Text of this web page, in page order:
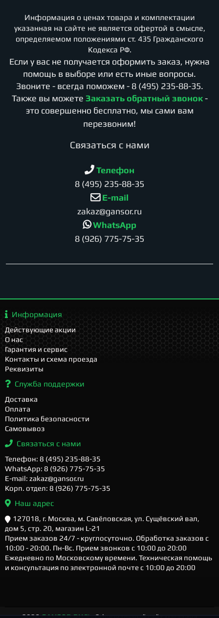
Информация о ценах товара и комплектации
указанная на сайте не является офертой в смысле,
определяемом положениями ст. 435 Гражданского
Кодекса РФ.
Если у вас не получается оформить заказ, нужна
помощь в выборе или есть иные вопросы.
Звоните - всегда поможем - 8 (495) 235-88-35.
Также вы можете Заказать обратный звонок -
это совершенно бесплатно, мы сами вам
перезвоним!
Cвязаться с нами
Телефон
8 (495) 235-88-35
E-mail
zakaz@gansor.ru
WhatsApp
8 (926) 775-75-35
Информация
Действующие акции
О нас
Гарантия и сервис
Контакты и схема проезда
Реквизиты
Служба поддержки
Доставка
Оплата
Политика безопасности
Самовывоз
Связаться с нами
Телефон: 8 (495) 235-88-35
WhatsApp: 8 (926) 775-75-35
E-mail: zakaz@gansor.ru
Корп. отдел: 8 (926) 775-75-35
Наш адрес
127018, г. Москва, м. Савёловская, ул. Сущёвский вал,
дом 5, стр. 20, магазин L-21
Прием заказов 24/7 - круглосуточно. Обработка заказов с
10:00 - 20:00. Пн-Вс. Прием звонков с 10:00 до 20:00
Ежедневно по Московскому времени. Техническая помощь
и консультация по электронной почте с 10:00 до 20:00